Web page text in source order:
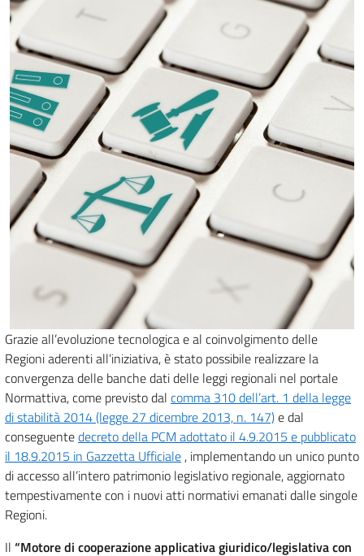
Grazie all’evoluzione tecnologica e al coinvolgimento delle
Regioni aderenti all’iniziativa, è stato possibile realizzare la
convergenza delle banche dati delle leggi regionali nel portale
Normattiva, come previsto dal comma 310 dell’art. 1 della legge
di stabilità 2014 (legge 27 dicembre 2013, n. 147)e dal
conseguentedecreto della PCM adottato il 4.9.2015 e pubblicato
il 18.9.2015 in Gazzetta Ufficiale , implementando un unico punto
di accesso all’intero patrimonio legislativo regionale, aggiornato
tempestivamente con i nuovi atti normativi emanati dalle singole
Regioni.
Il “Motore di cooperazione applicativa giuridico/legislativa con